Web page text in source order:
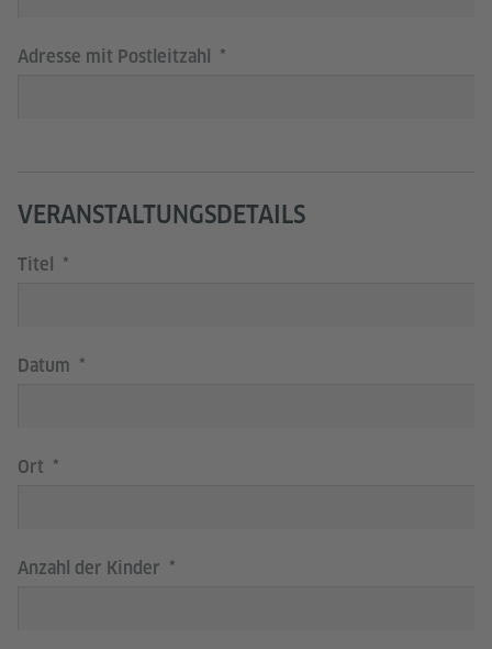
Adresse mit Postleitzahl
VERANSTALTUNGSDETAILS
Titel
Datum
Ort
Anzahl der Kinder